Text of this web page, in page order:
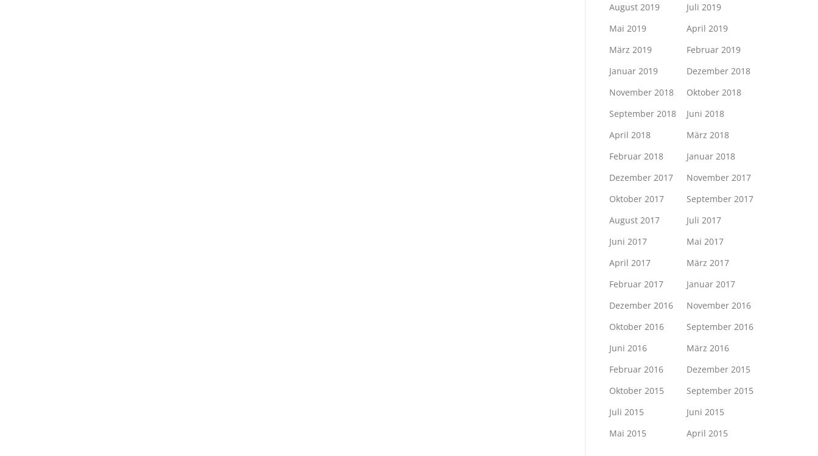
August 2019
Juli 2019
Mai 2019
April 2019
März 2019
Februar 2019
Januar 2019
Dezember 2018
November 2018
Oktober 2018
September 2018
Juni 2018
April 2018
März 2018
Februar 2018
Januar 2018
Dezember 2017
November 2017
Oktober 2017
September 2017
August 2017
Juli 2017
Juni 2017
Mai 2017
April 2017
März 2017
Februar 2017
Januar 2017
Dezember 2016
November 2016
Oktober 2016
September 2016
Juni 2016
März 2016
Februar 2016
Dezember 2015
Oktober 2015
September 2015
Juli 2015
Juni 2015
Mai 2015
April 2015